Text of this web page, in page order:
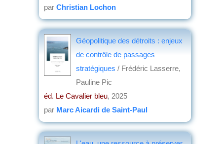
par Christian Lochon
Géopolitique des détroits : enjeux
de contrôle de passages
stratégiques / Frédéric Lasserre,
Pauline Pic
éd. Le Cavalier bleu, 2025
par Marc Aicardi de Saint-Paul